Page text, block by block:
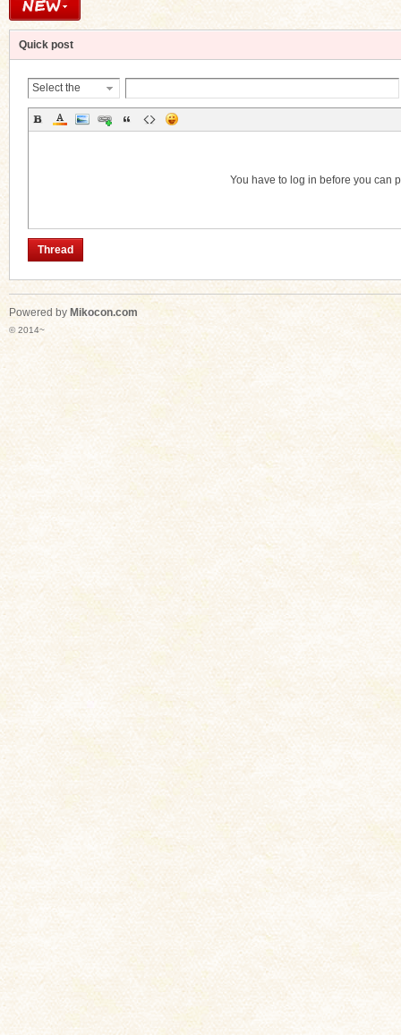
n
Quick post
Select the
Thread
Category
You have to log in before you can
Thread
Powered by Mikocon.com
© 2014~